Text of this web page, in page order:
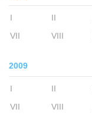
I II
VII
VIII
2009
I II
VII
VIII